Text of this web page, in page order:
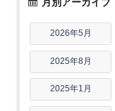
2026年5月
2025年8月
2025年1月